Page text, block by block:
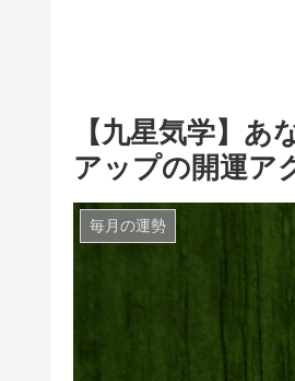
【九星気学】
アップの開運ア
毎月の運勢